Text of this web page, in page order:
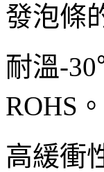
發泡條
耐溫-
ROHS。
高緩衝